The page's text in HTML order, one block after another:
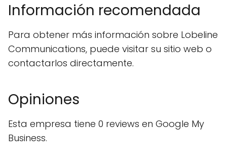
Información recomendada
Para obtener más información sobre Lobeline
Communications, puede visitar su sitio web o
contactarlos directamente.
Opiniones
Esta empresa tiene 0 reviews en Google My
Business.